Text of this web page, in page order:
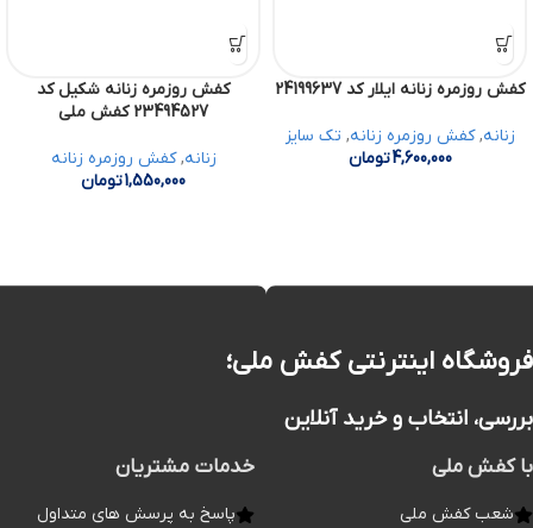
کفش روزمره زنانه ایلار کد 24199637
زنانه,کفش روزمره زنانه, تک سایز
4,600,000تومان
کفش روزمره زنانه شکیل کد
23494527 کفش ملی
زنانه,کفش روزمره زنانه
1,550,000تومان
فروشگاه اینترنتی کفش ملی؛
بررسی، انتخاب و خرید آنلاین
با کفش ملی
شعب کفش ملی
خدمات مشتریان
پاسخ به پرسش های متداول